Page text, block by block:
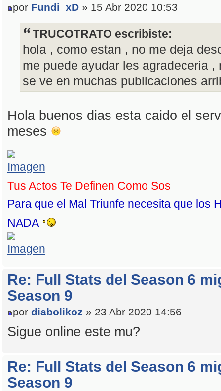
por Fundi_xD » 15 Abr 2020 10:53
TRUCOTRATO escribiste:
hola , como estan , no me deja
me puede ayudar les agradeceria
se ve en muchas publicaciones
Hola buenos dias esta caido el
meses
Tus Actos Te Definen Como Sos
Para que el Mal Triunfe necesita que los
NADA
Re: Full Stats del Season 6
Season 9
por diabolikoz » 23 Abr 2020 14:56
Sigue online este mu?
Re: Full Stats del Season 6
Season 9